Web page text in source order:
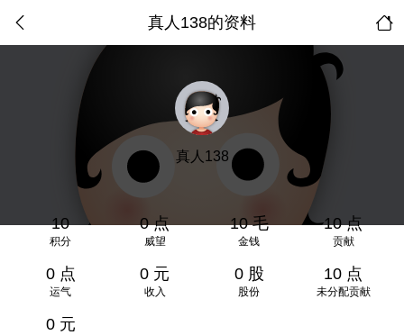
真人138的资料
真人138
10
积分
0 点
威望
10 毛
金钱
10 点
贡献
0 点
运气
0 元
收入
0 股
股份
10 点
未分配贡献
0 元